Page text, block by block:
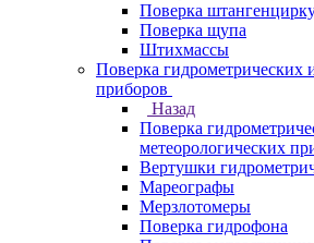
Поверка
Поверка щупа
Штихмассы
Поверка гидрометрических
приборов
Назад
Поверка
метеорологических
Вертушки
Мареографы
Мерзлотомеры
Поверка гидрофона